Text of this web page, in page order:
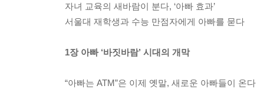
자녀 교육의 새바람이 분다, ‘아빠 효과’
서울대 재학생과 수능 만점자에게 아빠를 묻다
1장 아빠 ‘바짓바람’ 시대의 개막
“아빠는 ATM”은 이제 옛말, 새로운 아빠들이 온다